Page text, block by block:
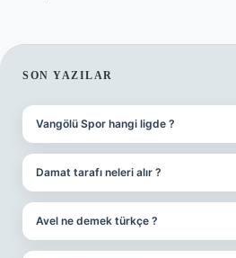
SIDEBAR
SON YAZILAR
Vangölü Spor hangi ligde ?
Damat tarafı neleri alır ?
Avel ne demek türkçe ?